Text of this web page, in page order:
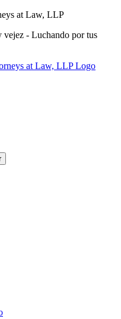
at Law, LLP
vejez - Luchando por tus